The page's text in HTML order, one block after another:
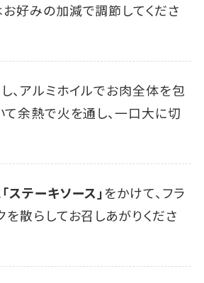
好みの加減で調節してくださ
、アルミホイルでお肉全体を包
て余熱で火を通し、一口大に切
「ステーキソース」をかけて、フラ
を散らしてお召しあがりくださ